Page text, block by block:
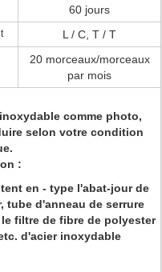
60 jours
L / C, T / T
20 morceaux/morceaux
par mois
comme photo,
selon votre condition
:
en - type l'abat-jour de
tube d'anneau de serrure
filtre de fibre de polyester
d'acier inoxydable